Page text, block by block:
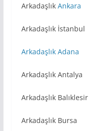
Arkadaşlık Ankara
Arkadaşlık İstanbul
Arkadaşlık Adana
Arkadaşlık Antalya
Arkadaşlık Balıklesir
Arkadaşlık Bursa